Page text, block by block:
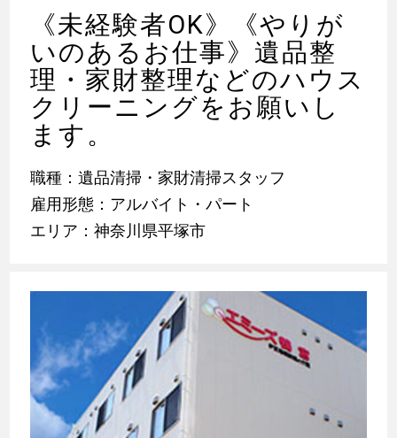
《未経験者OK》《やりが
いのあるお仕事》遺品整
理・家財整理などのハウス
クリーニングをお願いし
ます。
職種：遺品清掃・家財清掃スタッフ
雇用形態：アルバイト・パート
エリア：神奈川県平塚市